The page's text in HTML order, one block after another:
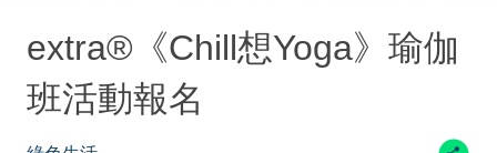
extra®《Chill想Yoga》瑜伽
班活動報名